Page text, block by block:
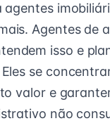
agentes
Agentes de
isso e
se
valor e
não